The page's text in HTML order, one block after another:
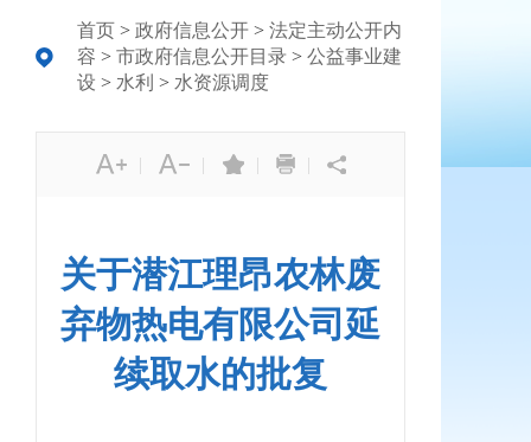
首页 > 政府信息公开 > 法定主动公开内
容 > 市政府信息公开目录 > 公益事业建
设 > 水利 > 水资源调度
| | | |
关于潜江理昂农林废
弃物热电有限公司延
续取水的批复